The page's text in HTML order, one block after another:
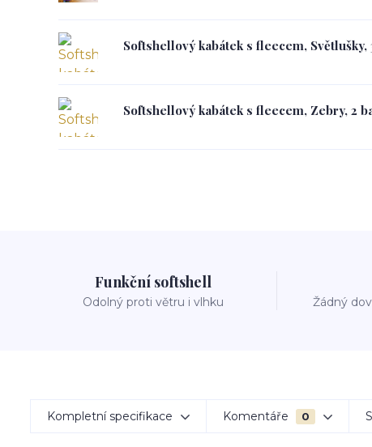
Softshellový kabátek s fleecem,
Softshellový kabátek s fleecem, Zebry, 2
Funkční softshell
Odolný proti větru i vlhku Žádný
Kompletní specifikace Komentáře 0